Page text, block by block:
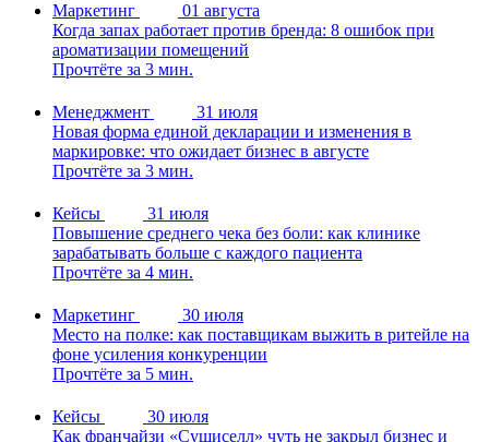
Маркетинг
01 августа
Когда запах работает против бренда: 8 ошибок при
ароматизации помещений
Прочтёте за 3 мин.
Менеджмент
31 июля
Новая форма единой декларации и изменения в
маркировке: что ожидает бизнес в августе
Прочтёте за 3 мин.
Кейсы
31 июля
Повышение среднего чека без боли: как клинике
зарабатывать больше с каждого пациента
Прочтёте за 4 мин.
Маркетинг
30 июля
Место на полке: как поставщикам выжить в ритейле на
фоне усиления конкуренции
Прочтёте за 5 мин.
Кейсы
30 июля
Как франчайзи «Сушиселл» чуть не закрыл бизнес и